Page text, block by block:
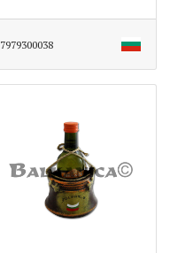
7979300038